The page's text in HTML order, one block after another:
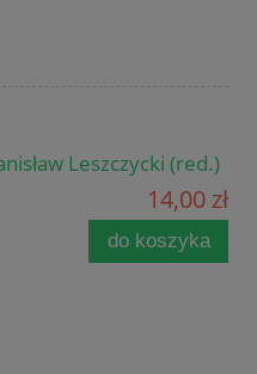
Leszczycki (red.)
14,00 zł
do koszyka